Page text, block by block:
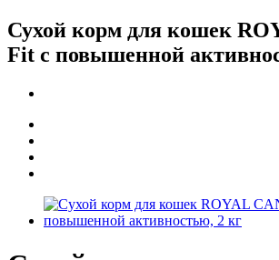
Сухой корм для кошек
Fit с повышенной